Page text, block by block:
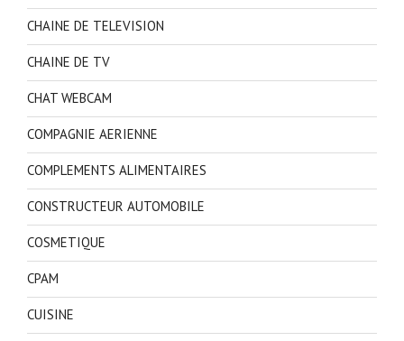
CHAINE DE TELEVISION
CHAINE DE TV
CHAT WEBCAM
COMPAGNIE AERIENNE
COMPLEMENTS ALIMENTAIRES
CONSTRUCTEUR AUTOMOBILE
COSMETIQUE
CPAM
CUISINE